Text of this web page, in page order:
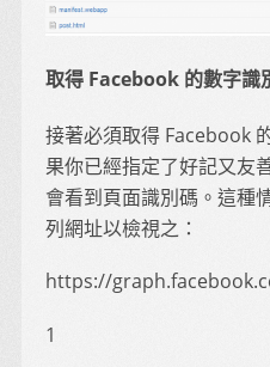
取得 Facebook 的數字識
接著必須取得 Facebook
果你已經指定了好記又友
會看到頁面識別碼。這種
列網址以檢視之：
https://
1